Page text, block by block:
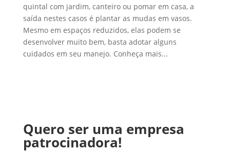
quintal com jardim, canteiro ou pomar em casa, a
saída nestes casos é plantar as mudas em vasos.
Mesmo em espaços reduzidos, elas podem se
desenvolver muito bem, basta adotar alguns
cuidados em seu manejo. Conheça mais...
Quero ser uma empresa
patrocinadora!